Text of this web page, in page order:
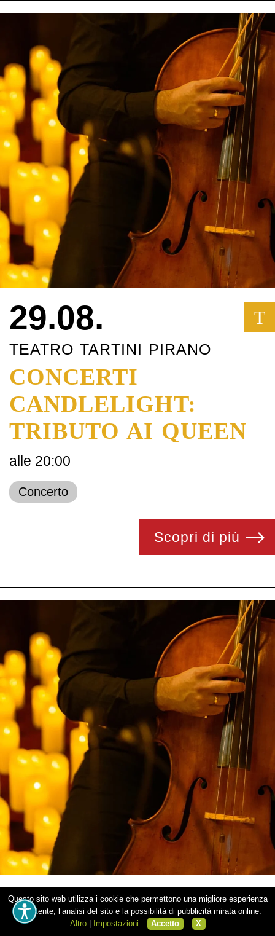
29.08. T
TEATRO TARTINI PIRANO
CONCERTI
CANDLELIGHT:
TRIBUTO AI QUEEN
alle 20:00
Concerto
Scopri di più
29.08. T
Questo sito web utilizza i cookie che permettono una migliore esperienza
per l’utente, l’analisi del sito e la possibilità di pubblicità mirata online.
Altro| Impostazioni Accetto X